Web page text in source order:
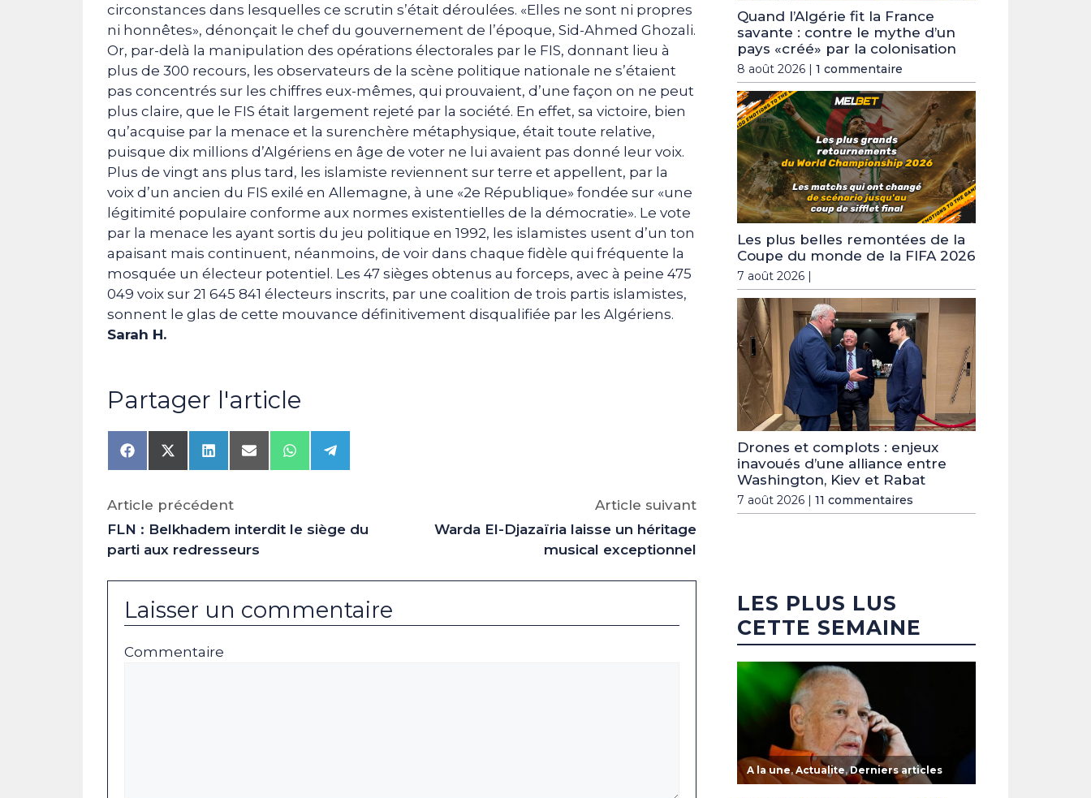
circonstances dans lesquelles ce scrutin s’était déroulées. «Elles ne sont ni propres
ni honnêtes», dénonçait le chef du gouvernement de l’époque, Sid-Ahmed Ghozali.
Or, par-delà la manipulation des opérations électorales par le FIS, donnant lieu à
plus de 300 recours, les observateurs de la scène politique nationale ne s’étaient
pas concentrés sur les chiffres eux-mêmes, qui prouvaient, d’une façon on ne peut
plus claire, que le FIS était largement rejeté par la société. En effet, sa victoire, bien
qu’acquise par la menace et la surenchère métaphysique, était toute relative,
puisque dix millions d’Algériens en âge de voter ne lui avaient pas donné leur voix.
Plus de vingt ans plus tard, les islamiste reviennent sur terre et appellent, par la
voix d’un ancien du FIS exilé en Allemagne, à une «2e République» fondée sur «une
légitimité populaire conforme aux normes existentielles de la démocratie». Le vote
par la menace les ayant sortis du jeu politique en 1992, les islamistes usent d’un ton
apaisant mais continuent, néanmoins, de voir dans chaque fidèle qui fréquente la
mosquée un électeur potentiel. Les 47 sièges obtenus au forceps, avec à peine 475
049 voix sur 21 645 841 électeurs inscrits, par une coalition de trois partis islamistes,
sonnent le glas de cette mouvance définitivement disqualifiée par les Algériens.
Sarah H.
Partager l'article
Share
on
Share
on
(Twitter)
Share
on
Share
on
Share
on
Share
on
Article précédent
FLN : Belkhadem interdit le siège du
parti aux redresseurs
Article suivant
Warda El-Djazaïria laisse un héritage
musical exceptionnel
Laisser un commentaire
Commentaire
Quand l’Algérie fit la France
savante : contre le mythe d’un
pays «créé» par la colonisation
8 août 2026 | 1 commentaire
Les plus belles remontées de la
Coupe du monde de la FIFA 2026
7 août 2026 |
Drones et complots : enjeux
inavoués d’une alliance entre
Washington, Kiev et Rabat
7 août 2026 | 11 commentaires
LES PLUS LUS
CETTE SEMAINE